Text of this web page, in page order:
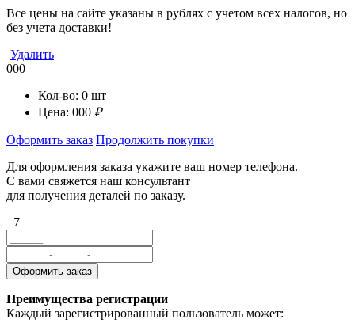
Все цены на сайте указаны в рублях с учетом всех налогов, но
без учета доставки!
Удалить
000
Кол-во: 0 шт
Цена: 000 ₽
Оформить заказ Продолжить покупки
Для оформления заказа укажите ваш номер телефона.
С вами свяжется наш консультант
для получения деталей по заказу.
+7
Преимущества регистрации
Каждый зарегистрированный пользователь может: